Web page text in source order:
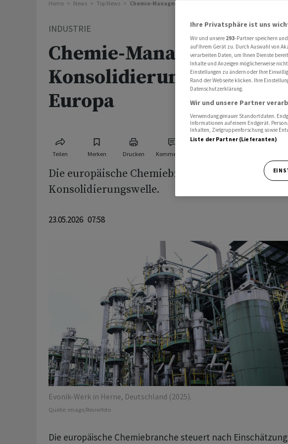
Home News Top News Chemie-Manager erwarten Konsolidierungswelle in
INDUSTRIE
Chemie-Manager
Konsolidierungswelle in
Europa
Teilen Merken Drucken Kommentare
Die europäische Chemiebranche steht vor einer
Konsolidierungswelle.
23.05.2026 07:58
Evonik-Werk in Herne, Deutschland (2025).
Quelle: imago/Revierfoto
Die europäische Chemiebranche steuert nach
Ihre Privatsphäre ist uns
Wir und unsere 293-Partner speichern
auf Ihrem Gerät zu. Durch Auswahl von
verarbeiten Daten, um Ihnen Dienste
Inhalte und Anzeigen möglicherweise
Einstellungen zu ändern oder Ihre
Rand der Webseite klicken. Ihre
Datenschutzerklärung.
Wir und unsere Partner
Verwendung genauer Standortdaten.
Informationen auf einem Endgerät.
Inhalten, Zielgruppenforschung sowie
Liste der Partner (Lieferanten)